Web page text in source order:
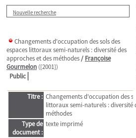
Nouvelle recherche
Changements d'occupation des sols des
espaces littoraux semi-naturels : diversité des
approches et des méthodes/ Françoise
Gourmelon ([2001])
Public
Titre : Changements d'occupation des
littoraux semi-naturels : diversité
méthodes
Type de
document :
texte imprimé